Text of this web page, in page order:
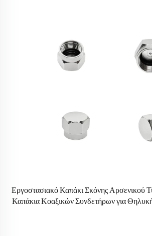
Εργοστασιακό Καπάκι Σκόνης Αρσενικού
Καπάκια Κοαξικών Συνδετήρων για